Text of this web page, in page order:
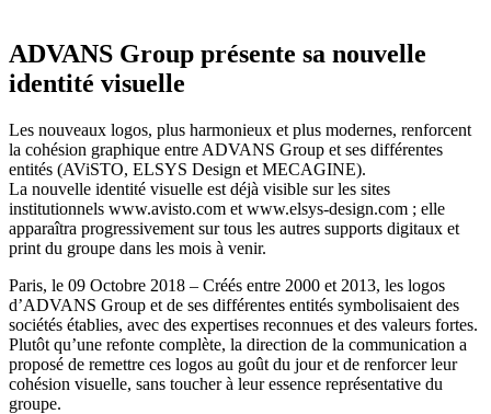
ADVANS Group présente sa nouvelle
identité visuelle
Les nouveaux logos, plus harmonieux et plus modernes, renforcent
la cohésion graphique entre ADVANS Group et ses différentes
entités (AViSTO, ELSYS Design et MECAGINE).
La nouvelle identité visuelle est déjà visible sur les sites
institutionnels www.avisto.com et www.elsys-design.com ; elle
apparaîtra progressivement sur tous les autres supports digitaux et
print du groupe dans les mois à venir.
Paris, le 09 Octobre 2018 – Créés entre 2000 et 2013, les logos
d’ADVANS Group et de ses différentes entités symbolisaient des
sociétés établies, avec des expertises reconnues et des valeurs fortes.
Plutôt qu’une refonte complète, la direction de la communication a
proposé de remettre ces logos au goût du jour et de renforcer leur
cohésion visuelle, sans toucher à leur essence représentative du
groupe.